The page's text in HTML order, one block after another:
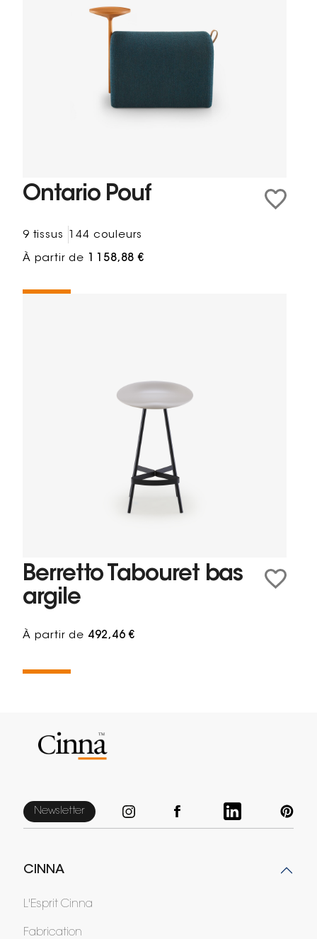
Ontario Pouf
9 tissus 144 couleurs
À partir de 1 158,88 €
Berretto Tabouret bas
argile
À partir de 492,46 €
Newsletter
CINNA
L'Esprit Cinna
Fabrication